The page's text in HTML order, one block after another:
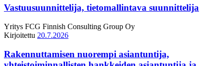
Vastuusuunnittelija, tietomallintava suunnittelija
Yritys FCG Finnish Consulting Group Oy
Kirjoitettu 20.7.2026
Rakennuttamisen nuorempi asiantuntija,